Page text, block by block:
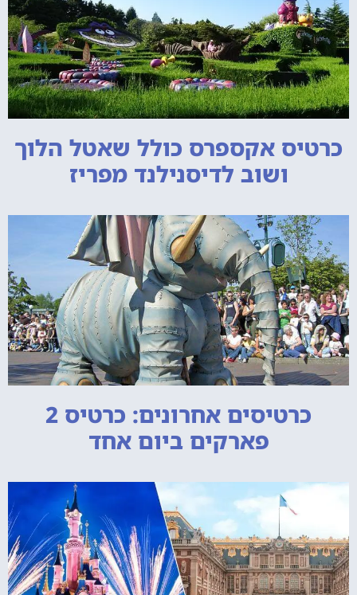
כרטיס אקספרס כולל שאטל הלוך
ושוב לדיסנילנד מפריז
כרטיסים אחרונים: כרטיס 2
פארקים ביום אחד